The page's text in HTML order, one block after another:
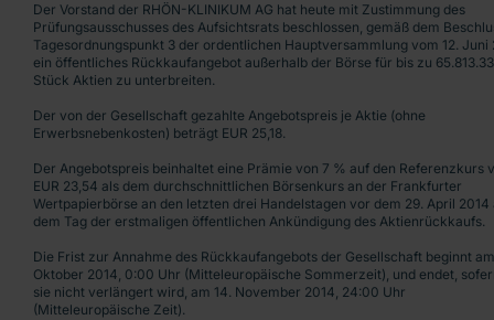
Der Vorstand der RHÖN-KLINIKUM AG hat heute mit Zustimmung des
Prüfungsausschusses des Aufsichtsrats beschlossen, gemäß dem
Tagesordnungspunkt 3 der ordentlichen Hauptversammlung vom 12. Juni
ein öffentliches Rückkaufangebot außerhalb der Börse für bis zu
Stück Aktien zu unterbreiten.
Der von der Gesellschaft gezahlte Angebotspreis je Aktie (ohne
Erwerbsnebenkosten) beträgt EUR 25,18.
Der Angebotspreis beinhaltet eine Prämie von 7 % auf den Referenzkurs
EUR 23,54 als dem durchschnittlichen Börsenkurs an der Frankfurter
Wertpapierbörse an den letzten drei Handelstagen vor dem 29. April 2014
dem Tag der erstmaligen öffentlichen Ankündigung des Aktienrückkaufs.
Die Frist zur Annahme des Rückkaufangebots der Gesellschaft beginnt
Oktober 2014, 0:00 Uhr (Mitteleuropäische Sommerzeit), und endet,
sie nicht verlängert wird, am 14. November 2014, 24:00 Uhr
(Mitteleuropäische Zeit).